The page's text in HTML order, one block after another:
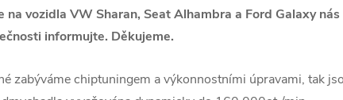
na vozidla VW Sharan, Seat Alhambra a Ford Galaxy nás
informujte. Děkujeme.
zabýváme chiptuningem a výkonnostními úpravami, tak